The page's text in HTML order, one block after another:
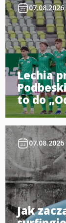
07.08.2026
Lechia
to do
07.08.2026
Jak